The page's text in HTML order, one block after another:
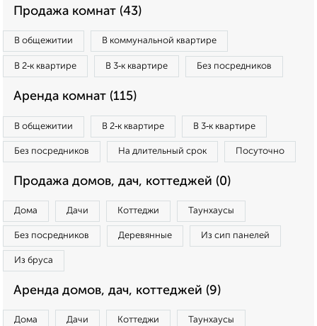
Продажа комнат (43)
В общежитии В коммунальной квартире
В 2‑к квартире В 3‑к квартире Без посредников
Аренда комнат (115)
В общежитии В 2‑к квартире В 3‑к квартире
Без посредников На длительный срок Посуточно
Продажа домов, дач, коттеджей (0)
Дома Дачи Коттеджи Таунхаусы
Без посредников Деревянные Из сип панелей
Из бруса
Аренда домов, дач, коттеджей (9)
Дома Дачи Коттеджи Таунхаусы